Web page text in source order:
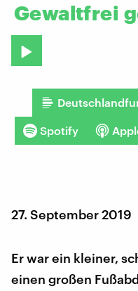
Gewaltfrei
Spotify
27. September 2019
Er war ein kleiner,
einen großen